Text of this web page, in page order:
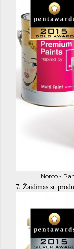
Noroo -
7. Žaidimas su